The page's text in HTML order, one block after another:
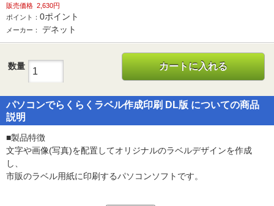
販売価格 2,630円
ポイント： 0ポイント
メーカー： デネット
数量 カートに入れる
パソコンでらくらくラベル作成印刷 DL版 についての商品
説明
■製品特徴
文字や画像(写真)を配置してオリジナルのラベルデザインを作成
し、
市販のラベル用紙に印刷するパソコンソフトです。